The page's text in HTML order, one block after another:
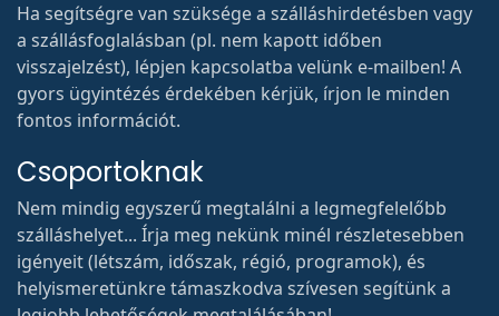
Ha segítségre van szüksége a szálláshirdetésben vagy
a szállásfoglalásban (pl. nem kapott időben
visszajelzést), lépjen kapcsolatba velünk e-mailben! A
gyors ügyintézés érdekében kérjük, írjon le minden
fontos információt.
Csoportoknak
Nem mindig egyszerű megtalálni a legmegfelelőbb
szálláshelyet... Írja meg nekünk minél részletesebben
igényeit (létszám, időszak, régió, programok), és
helyismeretünkre támaszkodva szívesen segítünk a